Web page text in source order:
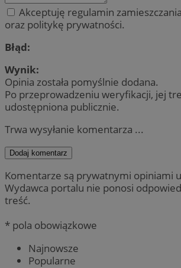
Akceptuję regulamin
oraz politykę prywatności.
Błąd:
Wynik:
Opinia została pomyślnie dodana.
Po przeprowadzeniu weryfikacji, jej
udostępniona publicznie.
Trwa wysyłanie komentarza ...
Dodaj komentarz
Komentarze są prywatnymi opiniami
Wydawca portalu nie ponosi
treść.
* pola obowiązkowe
Najnowsze
Popularne